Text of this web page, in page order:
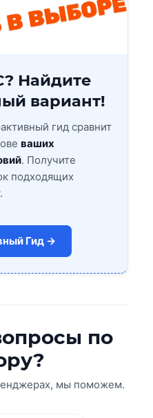
Найдите
вариант!
гид сравнит
ваших
. Получите
подходящих
Гид →
по
мы поможем.